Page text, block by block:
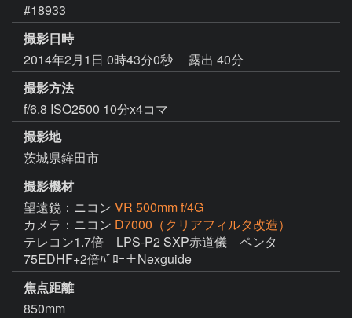
#18933
撮影日時
2014年2月1日 0時43分0秒
露出 40分
撮影方法
f/6.8 ISO2500 10分x4コマ
撮影地
茨城県鉾田市
撮影機材
望遠鏡：ニコン VR 500mm f/4G
カメラ：ニコン D7000（クリアフィルタ改造）
テレコン1.7倍　LPS-P2 SXP赤道儀　ペンタ
75EDHF+2倍ﾊﾞﾛｰ＋Nexguide
焦点距離
850mm